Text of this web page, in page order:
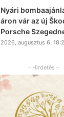
Nyári
áron vár az új
Porsche
2026, augusztus 6.
- Hirdetés -